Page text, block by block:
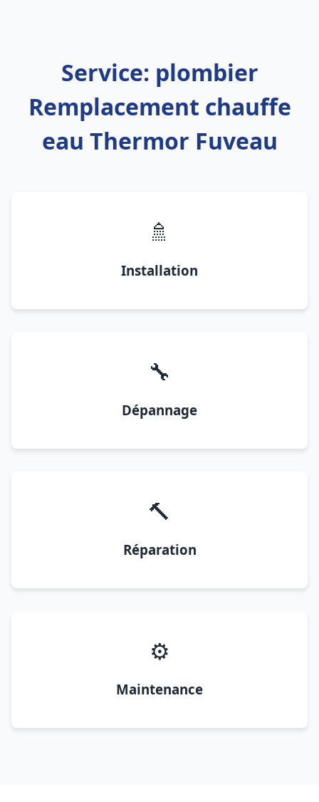
Service: plombier
Remplacement chauffe
eau Thermor Fuveau
🚿
Installation
🔧
Dépannage
🔨
Réparation
⚙️
Maintenance